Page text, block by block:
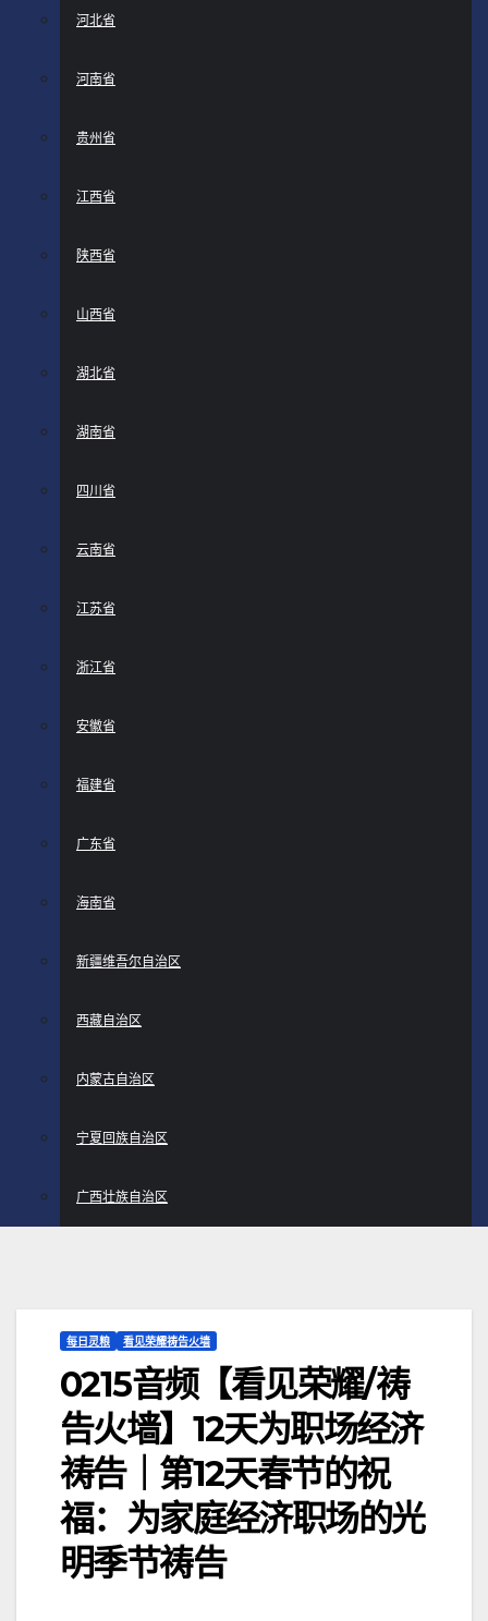
河北省
河南省
贵州省
江西省
陕西省
山西省
湖北省
湖南省
四川省
云南省
江苏省
浙江省
安徽省
福建省
广东省
海南省
新疆维吾尔自治区
西藏自治区
内蒙古自治区
宁夏回族自治区
广西壮族自治区
每日灵粮 看见荣耀祷告火墙
0215音频【看见荣耀/祷
告火墙】12天为职场经济
祷告｜第12天春节的祝
福：为家庭经济职场的光
明季节祷告